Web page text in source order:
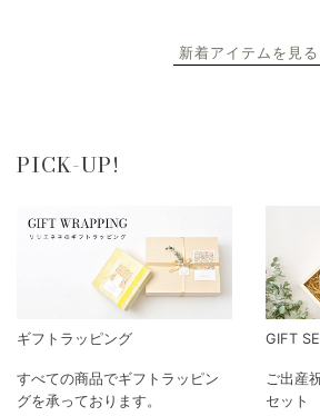
新着アイテムを見る
PICK-UP!
ギフトラッピング
すべての商品でギフトラッピン
グを承っております。
GIFT
ご出産
セット